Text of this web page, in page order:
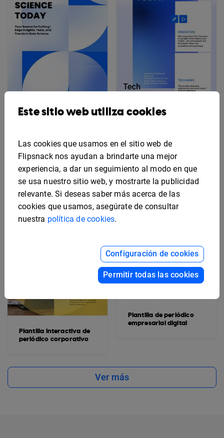
Periódico de ciencia de
datos editable
Plantilla interactiva de
periódico corporativo
Plantilla de periódico
empresarial digital
Ver más
Este sitio web utiliza cookies
Las cookies que usamos en el sitio web de
Flipsnack nos ayudan a brindarte una mejor
experiencia, a dar un seguimiento al modo en que
se usa nuestro sitio web, y mostrarte la publicidad
relevante. Si deseas saber más acerca de las
cookies que usamos, asegúrate de consultar
nuestra política de cookies.
Configuración de cookies
Permitir todas las cookies